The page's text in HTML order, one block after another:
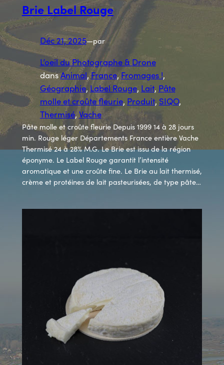
Brie Label Rouge
Déc 21, 2025—par
L’oeil du Photographe & Drone
dansAnimal, France, Fromages !
Géographie, Label Rouge, Lait, Pâte
molle et croûte fleurie, Produit, SIQO
Thermisé, Vache
Pâte molle et croûte fleurie Depuis 1999 14 à 28 jours
min. Rouge léger Départements France entière Vache
Thermisé 24 à 28% M.G. Le Brie est issu de la région
éponyme. Le Label Rouge garantit l’intensité
aromatique et une croûte fine. Le Brie au lait thermisé,
crème et protéines de lait pasteurisées, de type pâte…